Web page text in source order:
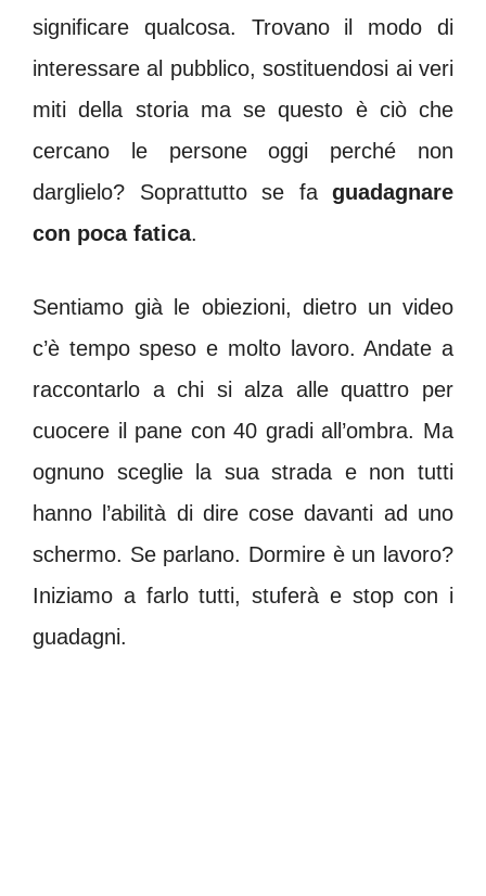
significare qualcosa. Trovano il modo di
interessare al pubblico, sostituendosi ai veri
miti della storia ma se questo è ciò che
cercano le persone oggi perché non
darglielo? Soprattutto se fa guadagnare
con poca fatica.
Sentiamo già le obiezioni, dietro un video
c’è tempo speso e molto lavoro. Andate a
raccontarlo a chi si alza alle quattro per
cuocere il pane con 40 gradi all’ombra. Ma
ognuno sceglie la sua strada e non tutti
hanno l’abilità di dire cose davanti ad uno
schermo. Se parlano. Dormire è un lavoro?
Iniziamo a farlo tutti, stuferà e stop con i
guadagni.